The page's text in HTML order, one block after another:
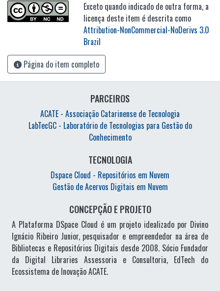
Exceto quando indicado de outra forma, a
licença deste item é descrita como
Attribution-NonCommercial-NoDerivs 3.0
Brazil
Página do item completo
PARCEIROS
ACATE - Associação Catarinense de Tecnologia
LabTecGC - Laboratório de Tecnologias para Gestão do
Conhecimento
TECNOLOGIA
Dspace Cloud - Repositórios em Nuvem
Gestão de Acervos Digitais em Nuvem
CONCEPÇÃO E PROJETO
A Plataforma DSpace Cloud é um projeto idealizado por Divino
Ignácio Ribeiro Junior, pesquisador e empreendedor na área de
Bibliotecas e Repositórios Digitais desde 2008. Sócio Fundador
da Digital Libraries Assessoria e Consultoria, EdTech do
Ecossistema de Inovação ACATE.